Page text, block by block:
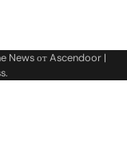
News отAscendoor |
.